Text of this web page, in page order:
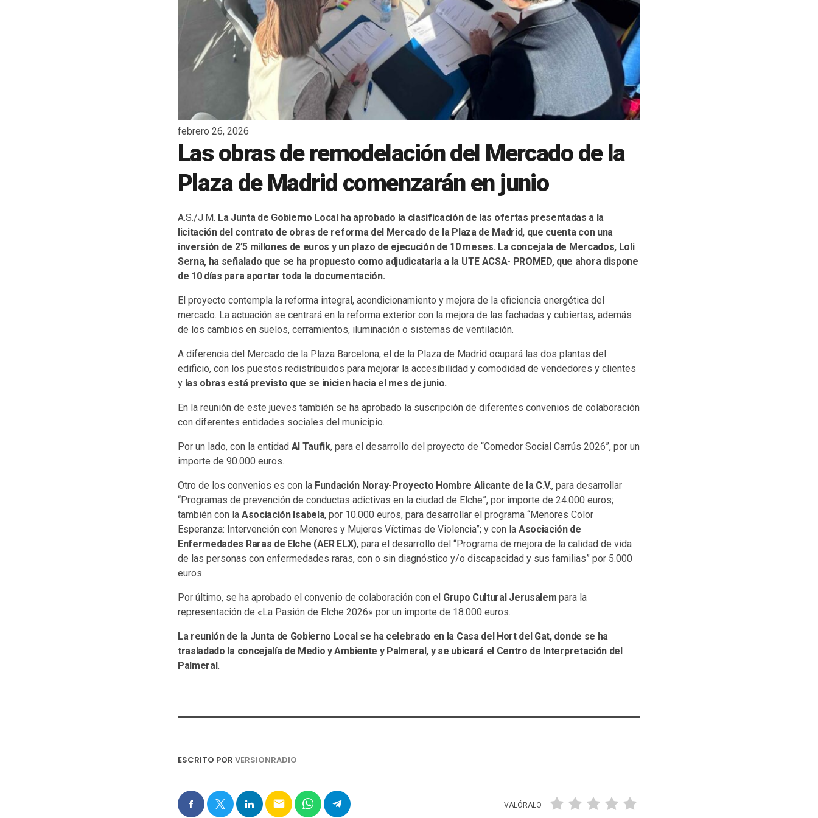
febrero 26, 2026
Las obras de remodelación del Mercado de la
Plaza de Madrid comenzarán en junio
A.S./J.M. La Junta de Gobierno Local ha aprobado la clasificación de las ofertas presentadas a la
licitación del contrato de obras de reforma del Mercado de la Plaza de Madrid, que cuenta con una
inversión de 2’5 millones de euros y un plazo de ejecución de 10 meses. La concejala de Mercados, Loli
Serna, ha señalado que se ha propuesto como adjudicataria a la UTE ACSA- PROMED, que ahora dispone
de 10 días para aportar toda la documentación.
El proyecto contempla la reforma integral, acondicionamiento y mejora de la eficiencia energética del
mercado. La actuación se centrará en la reforma exterior con la mejora de las fachadas y cubiertas, además
de los cambios en suelos, cerramientos, iluminación o sistemas de ventilación.
A diferencia del Mercado de la Plaza Barcelona, el de la Plaza de Madrid ocupará las dos plantas del
edificio, con los puestos redistribuidos para mejorar la accesibilidad y comodidad de vendedores y clientes
y las obras está previsto que se inicien hacia el mes de junio.
En la reunión de este jueves también se ha aprobado la suscripción de diferentes convenios de colaboración
con diferentes entidades sociales del municipio.
Por un lado, con la entidad Al Taufik, para el desarrollo del proyecto de “Comedor Social Carrús 2026”, por un
importe de 90.000 euros.
Otro de los convenios es con la Fundación Noray-Proyecto Hombre Alicante de la C.V., para desarrollar
“Programas de prevención de conductas adictivas en la ciudad de Elche”, por importe de 24.000 euros;
también con la Asociación Isabela, por 10.000 euros, para desarrollar el programa “Menores Color
Esperanza: Intervención con Menores y Mujeres Víctimas de Violencia”; y con la Asociación de
Enfermedades Raras de Elche (AER ELX), para el desarrollo del “Programa de mejora de la calidad de vida
de las personas con enfermedades raras, con o sin diagnóstico y/o discapacidad y sus familias” por 5.000
euros.
Por último, se ha aprobado el convenio de colaboración con el Grupo Cultural Jerusalem para la
representación de «La Pasión de Elche 2026» por un importe de 18.000 euros.
La reunión de la Junta de Gobierno Local se ha celebrado en la Casa del Hort del Gat, donde se ha
trasladado la concejalía de Medio y Ambiente y Palmeral, y se ubicará el Centro de Interpretación del
Palmeral.
ESCRITO POR VERSIONRADIO
email VALÓRALO